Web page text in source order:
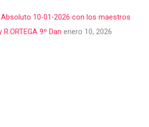
10-01-2026 con los maestros
9º Dan enero 10, 2026